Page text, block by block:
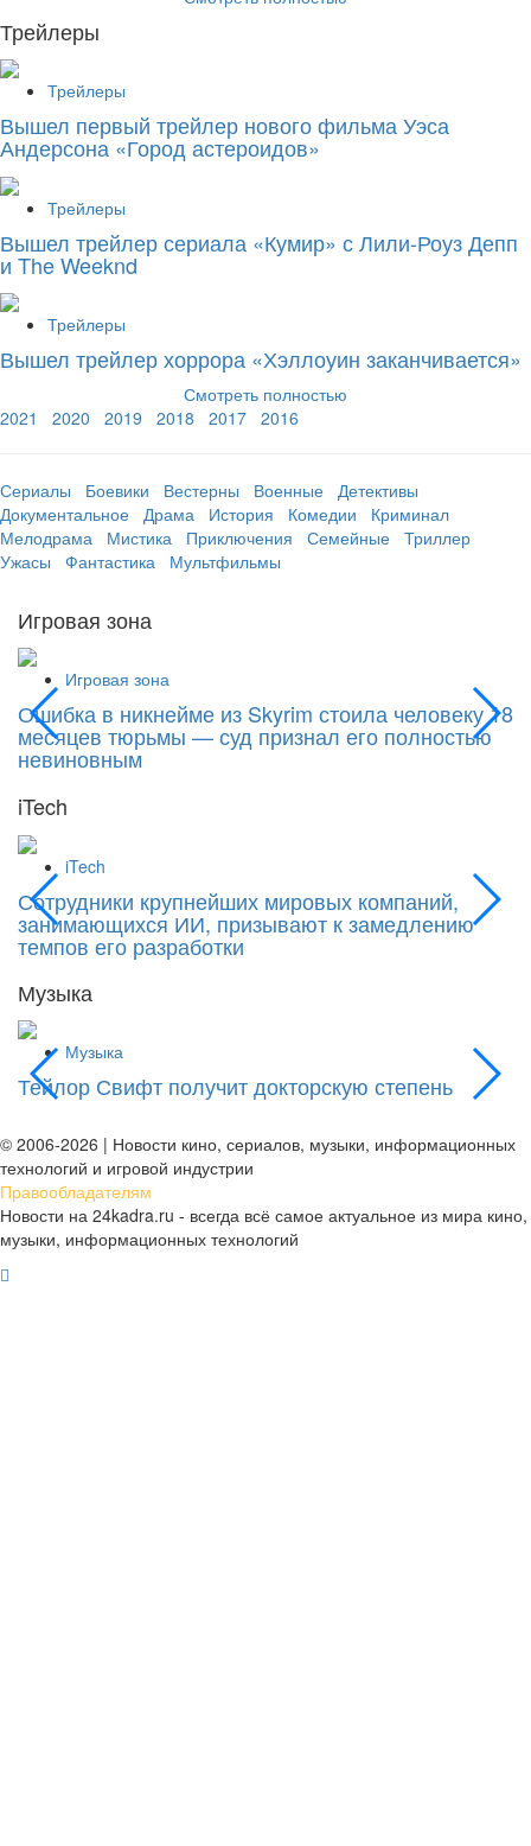
Трейлеры
Трейлеры
Вышел первый трейлер нового фильма Уэса
Андерсона «Город астероидов»
Трейлеры
Вышел трейлер сериала «Кумир» с Лили-Роуз Депп
и The Weeknd
Трейлеры
Вышел трейлер хоррора «Хэллоуин заканчивается»
Смотреть полностью
2021
2020 2019 2018 2017 2016
Сериалы Боевики Вестерны Военные
Детективы
Документальное
Драма История Комедии
Криминал
Мелодрама
Мистика Приключения Семейные Триллер
Ужасы
Фантастика Мультфильмы
Игровая зона
Игровая зона
Ошибка в никнейме из Skyrim стоила человеку 18
месяцев тюрьмы — суд признал его полностью
невиновным
iTech
iTech
Сотрудники крупнейших мировых компаний,
занимающихся ИИ, призывают к замедлению
темпов его разработки
Музыка
Музыка
Тейлор Свифт получит докторскую степень
© 2006-2026 | Новости кино, сериалов, музыки, информационных
технологий и игровой индустрии
Правообладателям
Новости на 24kadra.ru - всегда всё самое актуальное из мира кино,
музыки, информационных технологий